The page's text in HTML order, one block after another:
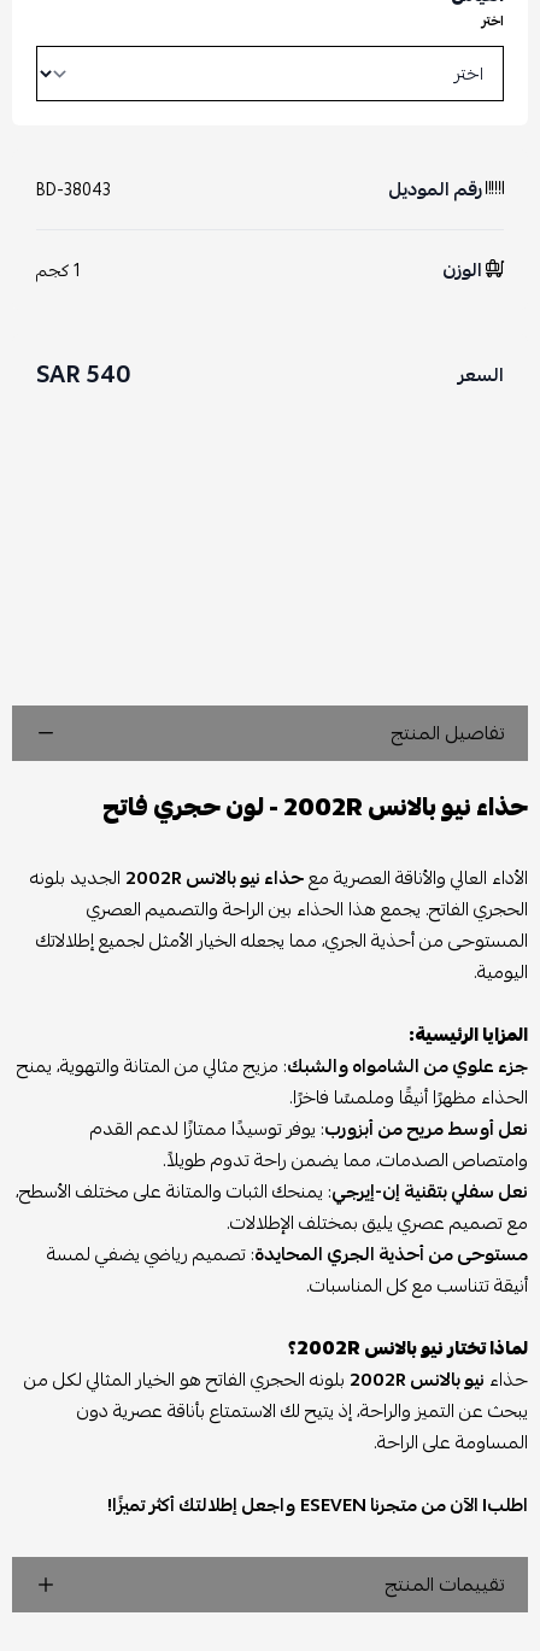
اختر
رقم الموديل BD-38043
الوزن 1 كجم
السعر 540 SAR
تفاصيل المنتج
حذاء نيو بالانس 2002R - لون حجري فاتح
الأداء العالي والأناقة العصرية معحذاء نيو بالانس 2002R
الجديد بلونه
الحجري الفاتح. يجمع هذا الحذاء بين الراحة والتصميم العصري
المستوحى من أحذية الجري، مما يجعله الخيار الأمثل لجميع إطلالاتك
اليومية.
المزايا الرئيسية:
جزء علوي من الشامواه والشبك: مزيج مثالي من المتانة والتهوية، يمنح
الحذاء مظهرًا أنيقًا وملمسًا فاخرًا.
نعل أوسط مريح من أبزورب: يوفر توسيدًا ممتازًا لدعم القدم
وامتصاص الصدمات، مما يضمن راحة تدوم طويلاً.
نعل سفلي بتقنية إن-إيرجي: يمنحك الثبات والمتانة على مختلف الأسطح،
مع تصميم عصري يليق بمختلف الإطلالات.
مستوحى من أحذية الجري المحايدة: تصميم رياضي يضفي لمسة
أنيقة تتناسب مع كل المناسبات.
لماذا تختار نيو بالانس 2002R؟
حذاء نيو بالانس 2002R
بلونه الحجري الفاتح هو الخيار المثالي لكل من
يبحث عن التميز والراحة، إذ يتيح لك الاستمتاع بأناقة عصرية دون
المساومة على الراحة.
اطلبI الآن من متجرنا ESEVEN
واجعل إطلالتك أكثر تميزًا!
تقييمات المنتج